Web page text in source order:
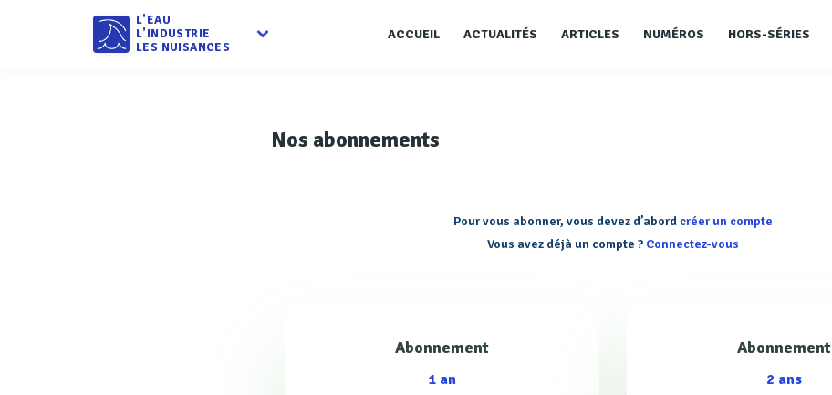
L'EAU
L'INDUSTRIE
LES NUISANCES
ACCUEIL ACTUALITÉS ARTICLES NUMÉROS HORS-SÉRIES
Nos abonnements
Pour vous abonner, vous devez d’abord créer un compte
Vous avez déjà un compte ? Connectez-vous
Abonnement
1 an
Abonnement
2 ans